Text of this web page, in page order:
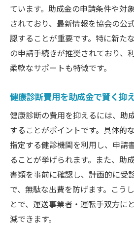
ています。助成金の申請条件や対
されており、最新情報を協会の公
認することが重要です。特に新た
の申請手続きが推奨されており、
柔軟なサポートも特徴です。
健康診断費用を助成金で賢く抑
健康診断の費用を抑えるには、助
することがポイントです。具体的
指定する健診機関を利用し、申請
ることが挙げられます。また、助
書類を事前に確認し、計画的に受
で、無駄な出費を防げます。こう
とで、運送事業者・運転手双方に
減できます。